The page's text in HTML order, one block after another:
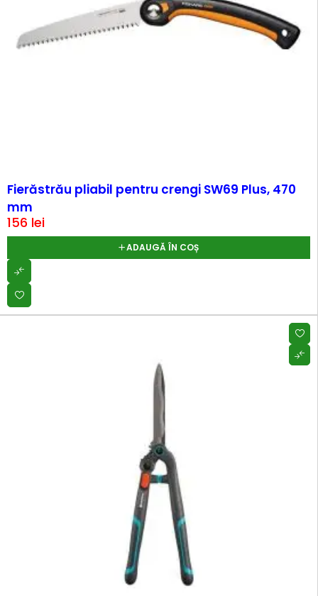
Fierăstrău pliabil pentru crengi SW69 Plus, 470
mm
156 lei
ADAUGĂ ÎN COȘ